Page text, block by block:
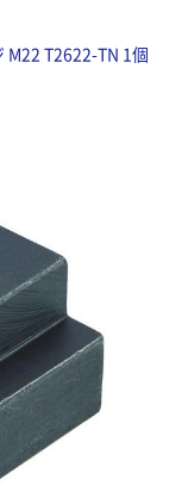
M22 T2622-TN 1個